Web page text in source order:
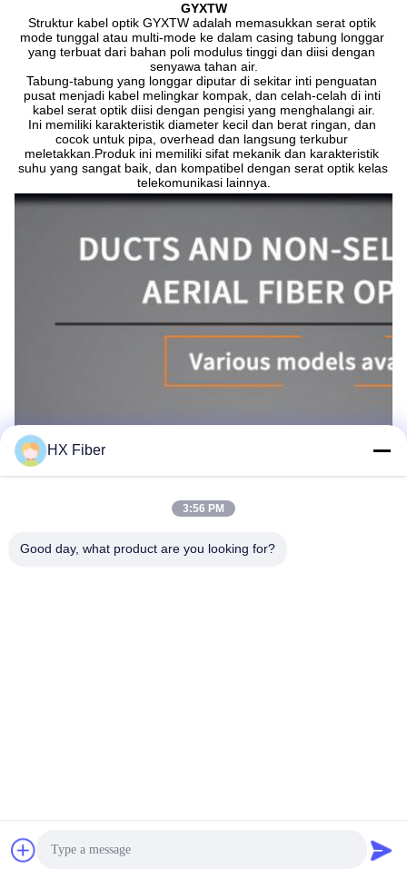
GYXTW
Struktur kabel optik GYXTW adalah memasukkan serat optik
mode tunggal atau multi-mode ke dalam casing tabung longgar
yang terbuat dari bahan poli modulus tinggi dan diisi dengan
senyawa tahan air.
Tabung-tabung yang longgar diputar di sekitar inti penguatan
pusat menjadi kabel melingkar kompak, dan celah-celah di inti
kabel serat optik diisi dengan pengisi yang menghalangi air.
Ini memiliki karakteristik diameter kecil dan berat ringan, dan
cocok untuk pipa, overhead dan langsung terkubur
meletakkan.Produk ini memiliki sifat mekanik dan karakteristik
suhu yang sangat baik, dan kompatibel dengan serat optik kelas
telekomunikasi lainnya.
HX Fiber
3:56 PM
Good day, what product are you looking for?